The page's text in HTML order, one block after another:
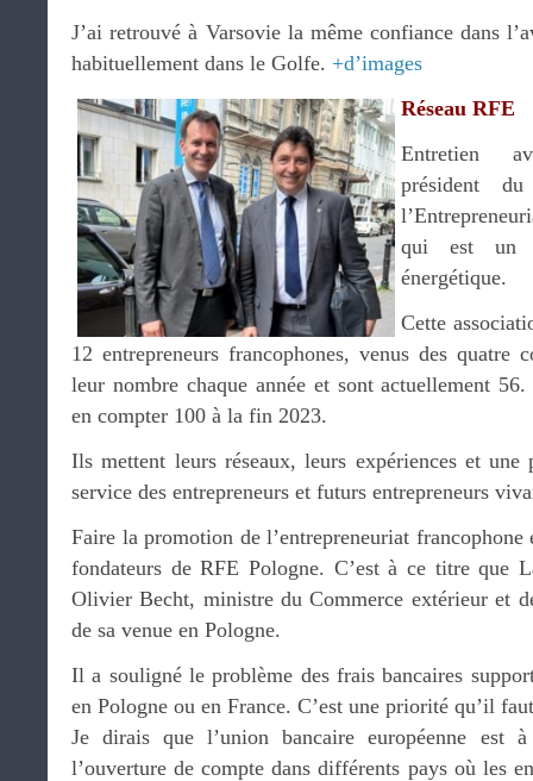
J’ai retrouvé à Varsovie la même confiance dans
habituellement dans le Golfe. +d’images
Réseau RFE
Entretien
président
qui est un
énergétique.
Cette
12 entrepreneurs francophones, venus des quatre
leur nombre chaque année et sont actuellement
en compter 100 à la fin 2023.
Ils mettent leurs réseaux, leurs expériences et
service des entrepreneurs et futurs entrepreneurs
Faire la promotion de l’entrepreneuriat
fondateurs de RFE Pologne. C’est à ce titre que
Olivier Becht, ministre du Commerce extérieur et
de sa venue en Pologne.
Il a souligné le problème des frais bancaires
en Pologne ou en France. C’est une priorité qu’il
Je dirais que l’union bancaire européenne est
l’ouverture de compte dans différents pays où les